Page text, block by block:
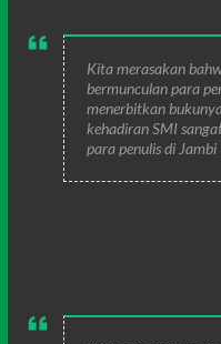
Kita merasakan
bermunculan para
menerbitkan
kehadiran SMI
para penulis di Jambi